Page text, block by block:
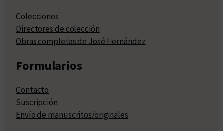
Colecciones
Directores de colección
Obras completas de José Hernández
Formularios
Contacto
Suscripción
Envío de manuscritos/originales